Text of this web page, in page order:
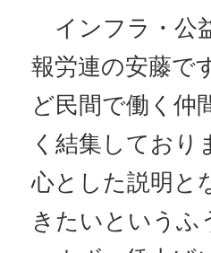
インフラ・公
報労連の安藤で
ど民間で働く仲
く結集しており
心とした説明と
きたいというふ